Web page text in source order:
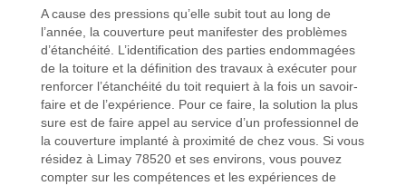
A cause des pressions qu’elle subit tout au long de
l’année, la couverture peut manifester des problèmes
d’étanchéité. L’identification des parties endommagées
de la toiture et la définition des travaux à exécuter pour
renforcer l’étanchéité du toit requiert à la fois un savoir-
faire et de l’expérience. Pour ce faire, la solution la plus
sure est de faire appel au service d’un professionnel de
la couverture implanté à proximité de chez vous. Si vous
résidez à Limay 78520 et ses environs, vous pouvez
compter sur les compétences et les expériences de